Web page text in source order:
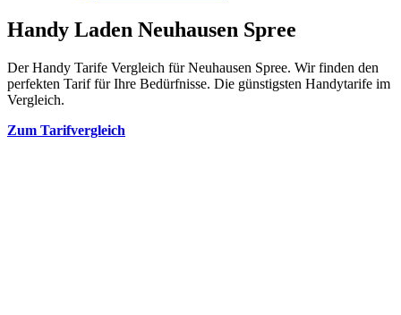
Handy Laden Neuhausen Spree
Der Handy Tarife Vergleich für Neuhausen Spree. Wir finden den
perfekten Tarif für Ihre Bedürfnisse. Die günstigsten Handytarife im
Vergleich.
Zum Tarifvergleich